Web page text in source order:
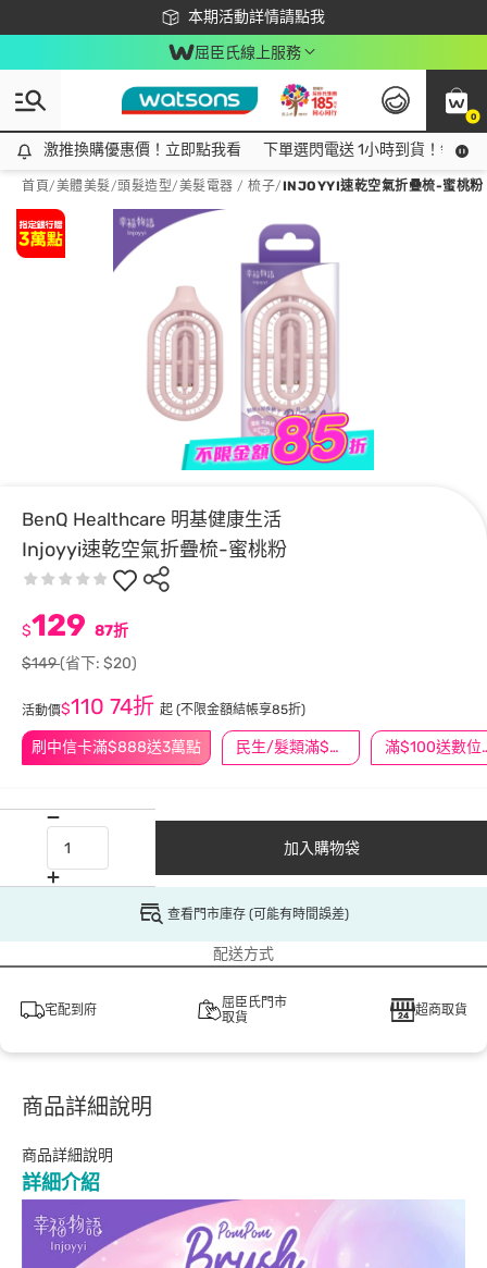
本期活動詳情請點我
下載app最高回饋$350
屈臣氏線上服務
0
激推換購優惠價！立即點我看
激推換購優惠價！立即點我看 下單選閃電送 1小時到貨！領神
首頁/美體美髮/頭髮造型/美髮電器 / 梳子/INJOYYI速乾空氣折疊梳-蜜桃粉
BenQ Healthcare 明基健康生活
Injoyyi速乾空氣折疊梳-蜜桃粉
刷中信卡滿$888送3萬點 民生/髮類滿$388送舒潔冰巾 滿
$129 87折
$149(省下: $20)
活動價$110 74折 起 (不限金額結帳享85折)
加入購物袋
查看門市庫存 (可能有時間誤差)
配送方式
宅配到府
屈臣氏門市
取貨
超商取貨
商品詳細說明
商品詳細說明
詳細介紹